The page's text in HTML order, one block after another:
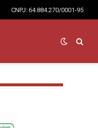
CNPJ: 64.884.270/0001-95